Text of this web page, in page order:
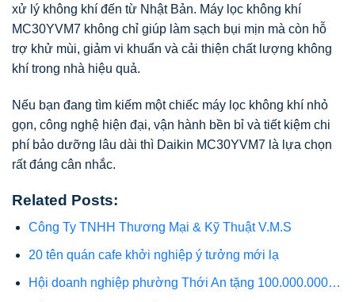
xử lý không khí đến từ Nhật Bản. Máy lọc không khí
MC30YVM7 không chỉ giúp làm sạch bụi mịn mà còn hỗ
trợ khử mùi, giảm vi khuẩn và cải thiện chất lượng không
khí trong nhà hiệu quả.
Nếu bạn đang tìm kiếm một chiếc máy lọc không khí nhỏ
gọn, công nghệ hiện đại, vận hành bền bỉ và tiết kiệm chi
phí bảo dưỡng lâu dài thì Daikin MC30YVM7 là lựa chọn
rất đáng cân nhắc.
Related Posts:
Công Ty TNHH Thương Mại & Kỹ Thuật V.M.S
20 tên quán cafe khởi nghiệp ý tưởng mới lạ
Hội doanh nghiệp phường Thới An tặng 100.000.000…